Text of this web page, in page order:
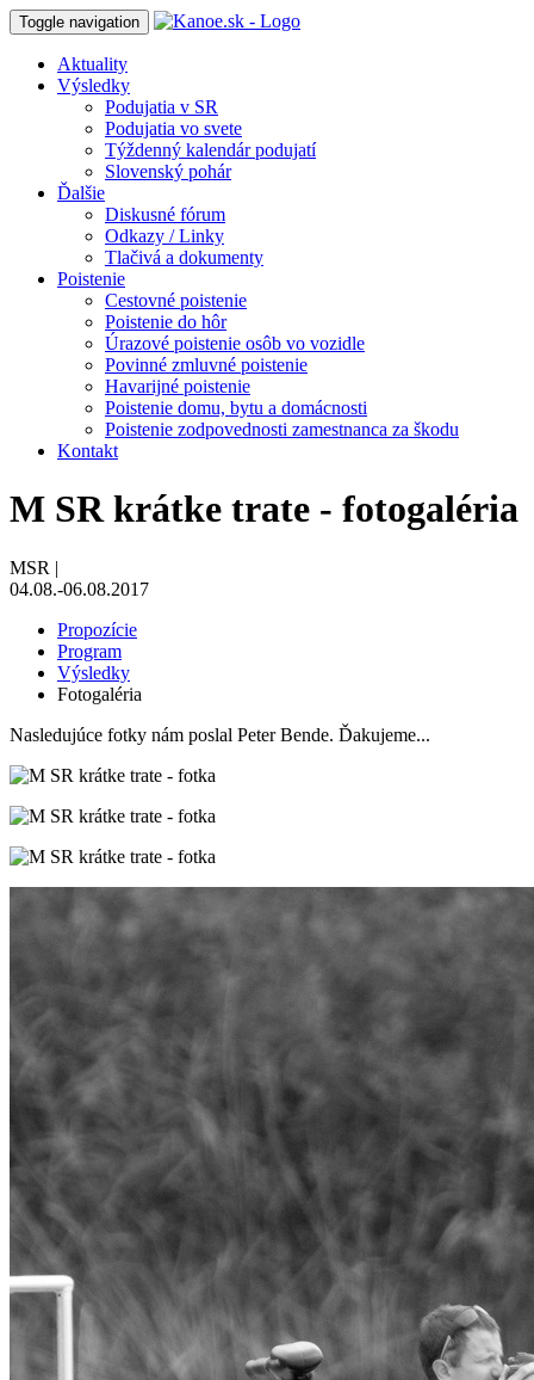
Toggle navigation
Aktuality
Výsledky
Podujatia v SR
Podujatia vo svete
Týždenný kalendár podujatí
Slovenský pohár
Ďalšie
Diskusné fórum
Odkazy / Linky
Tlačivá a dokumenty
Poistenie
Cestovné poistenie
Poistenie do hôr
Úrazové poistenie osôb vo vozidle
Povinné zmluvné poistenie
Havarijné poistenie
Poistenie domu, bytu a domácnosti
Poistenie zodpovednosti zamestnanca za škodu
Kontakt
M SR krátke trate - fotogaléria
MSR |
04.08.-06.08.2017
Propozície
Program
Výsledky
Fotogaléria
Nasledujúce fotky nám poslal Peter Bende. Ďakujeme...